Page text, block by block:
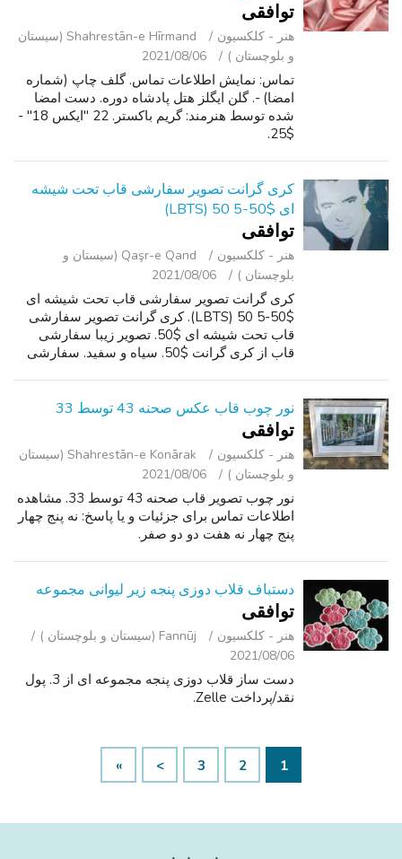
توافقی
هنر - کلکسیون
Shahrestān-e Hīrmand (سیستان
و بلوچستان )
2021/08/06
تماس: نمایش اطلاعات تماس. گلف چاپ (شماره
امضا) -. گلن ایگلز هتل پادشاه دوره. دست امضا
شده توسط هنرمند: گریم باکستر. 22 "ایکس 18" -
$25.
کری گرانت تصویر سفارشی قاب تحت شیشه
ای $50-5 50 (LBTS)
توافقی
هنر - کلکسیون
Qaşr-e Qand (سیستان و
بلوچستان )
2021/08/06
کری گرانت تصویر سفارشی قاب تحت شیشه ای
$50-5 50 (LBTS). کری گرانت تصویر سفارشی
قاب تحت شیشه ای $50. تصویر زیبا سفارشی
قاب از کری گرانت $50. سیاه و سفید. سفارشی
نور چوب قاب عکس صحنه 43 توسط 33
توافقی
هنر - کلکسیون
Shahrestān-e Konārak (سیستان
و بلوچستان )
2021/08/06
نور چوب تصویر قاب صحنه 43 توسط 33. مشاهده
اطلاعات تماس برای جزئیات و یا پاسخ: نه پنج چهار
پنج چهار نه هفت دو دو صفر.
دستباف قلاب دوزی پنجه زیر لیوانی مجموعه
توافقی
هنر - کلکسیون
Fannūj (سیستان و بلوچستان )
2021/08/06
دست ساز قلاب دوزی پنجه مجموعه ای از 3. پول
نقد/پرداخت Zelle.
1
2
3
>
»